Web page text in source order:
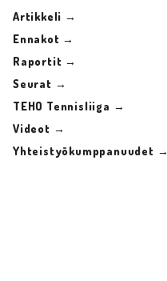
Artikkeli →
Ennakot →
Raportit →
Seurat →
TEHO Tennisliiga →
Videot →
Yhteistyökumppanuudet →